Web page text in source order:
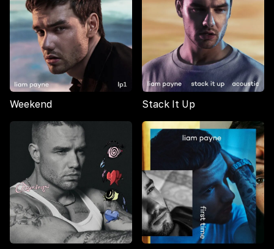
Weekend Stack It Up